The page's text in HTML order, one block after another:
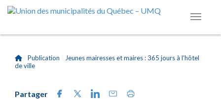
Publication
Jeunes mairesses et maires : 365 jours à l’hôtel
de ville
Partager